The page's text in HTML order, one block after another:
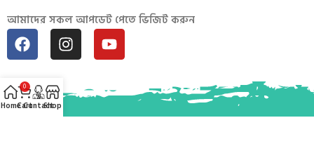
আমাদের সকল আপডেট পেতে ভিজিট করুন
Home
0
CartContact
Shop